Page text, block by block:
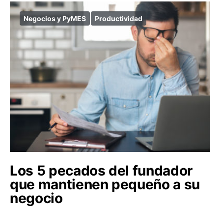
Negocios y PyMES Productividad
Los 5 pecados del fundador
que mantienen pequeño a su
negocio